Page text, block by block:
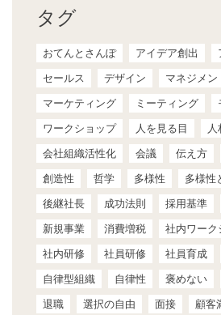
タグ
おてんとさんぽ アイデア創出
セールス
デザイン
マネジメン
マーケティング
ミーティング
ワークショップ
人を見る目
会社組織活性化
会議 伝え方
創造性
哲学 多様性 多様性
後継社長
成功法則 採用基準
新規事業
消費増税 社内ワーク
社内研修
社員研修 社員育成
自律型組織
自律性 褒めない
退職
選択の自由 面接 顧客